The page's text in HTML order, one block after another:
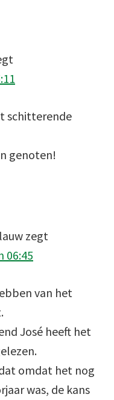
schitterende
genoten!
zegt
06:45
van het
José heeft het
omdat het nog
was, de kans